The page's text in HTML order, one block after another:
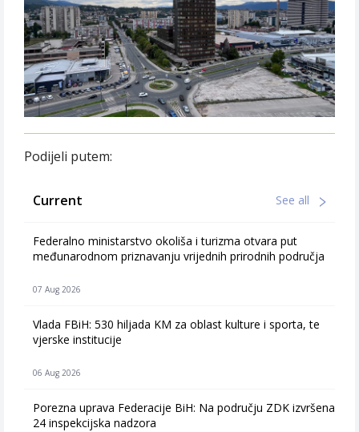
Podijeli putem:
Current See all
Federalno ministarstvo okoliša i turizma otvara put
međunarodnom priznavanju vrijednih prirodnih područja
07 Aug 2026
Vlada FBiH: 530 hiljada KM za oblast kulture i sporta, te
vjerske institucije
06 Aug 2026
Porezna uprava Federacije BiH: Na području ZDK izvršena
24 inspekcijska nadzora